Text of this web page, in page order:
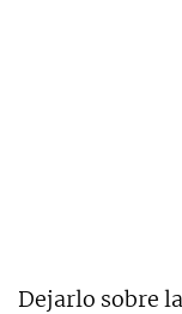
Dejarlo sobre